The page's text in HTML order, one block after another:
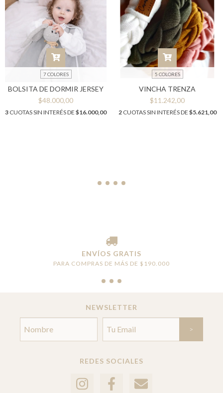
7 COLORES
BOLSITA DE DORMIR JERSEY
$48.000,00
3 CUOTAS SIN INTERÉS DE $16.000,00
5 COLORES
VINCHA TRENZA
$11.242,00
2CUOTAS SIN INTERÉS DE $5.621,00
ENVÍOS GRATIS
PARA COMPRAS DE MÁS DE $190.000
NEWSLETTER
REDES SOCIALES